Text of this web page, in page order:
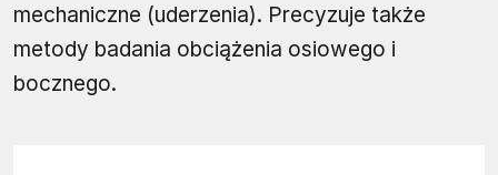
mechaniczne (uderzenia). Precyzuje także
metody badania obciążenia osiowego i
bocznego.